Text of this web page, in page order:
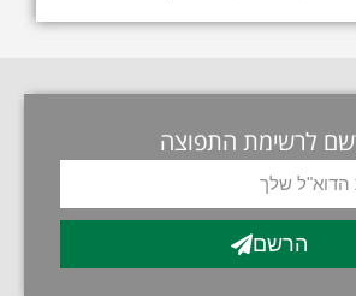
לרשימת התפוצה
הרשם